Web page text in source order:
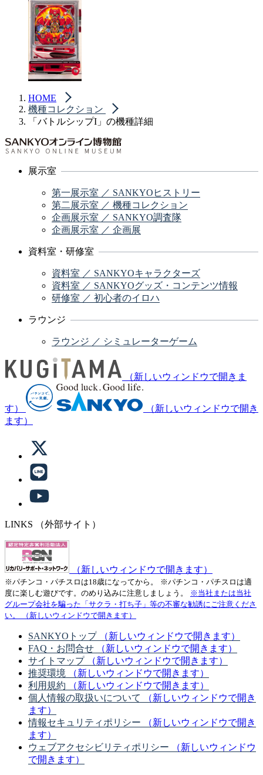
HOME
機種コレクション
「バトルシップI」の機種詳細
展示室
第一展示室 ／ SANKYOヒストリー
第二展示室 ／ 機種コレクション
企画展示室 ／ SANKYO調査隊
企画展示室 ／ 企画展
資料室・研修室
資料室 ／ SANKYOキャラクターズ
資料室 ／ SANKYOグッズ・コンテンツ情報
研修室 ／ 初心者のイロハ
ラウンジ
ラウンジ ／ シミュレーターゲーム
（新しいウィンドウで開きま
す）
（新しいウィンドウで開き
ます）
LINKS （外部サイト）
（新しいウィンドウで開きます）
※パチンコ・パチスロは18歳になってから。
※パチンコ・パチスロは適
度に楽しむ遊びです。のめり込みに注意しましょう。
※当社または当社
グループ会社を騙った「サクラ・打ち子」等の不審な勧誘にご注意くださ
い。
（新しいウィンドウで開きます）
SANKYOトップ
（新しいウィンドウで開きます）
FAQ・お問合せ
（新しいウィンドウで開きます）
サイトマップ
（新しいウィンドウで開きます）
推奨環境
（新しいウィンドウで開きます）
利用規約
（新しいウィンドウで開きます）
個人情報の取扱いについて
（新しいウィンドウで開き
ます）
情報セキュリティポリシー
（新しいウィンドウで開き
ます）
ウェブアクセシビリティポリシー
（新しいウィンドウ
で開きます）